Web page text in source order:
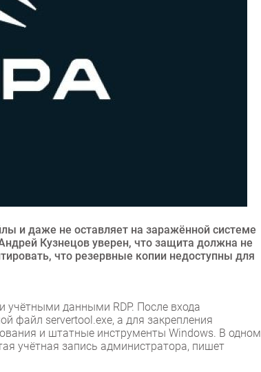
и даже не оставляет на заражённой системе
Кузнецов уверен, что защита должна не
что резервные копии недоступны для
данными RDP. После входа
файл servertool.exe, а для закрепления
и штатные инструменты Windows. В одном
учётная запись администратора, пишет